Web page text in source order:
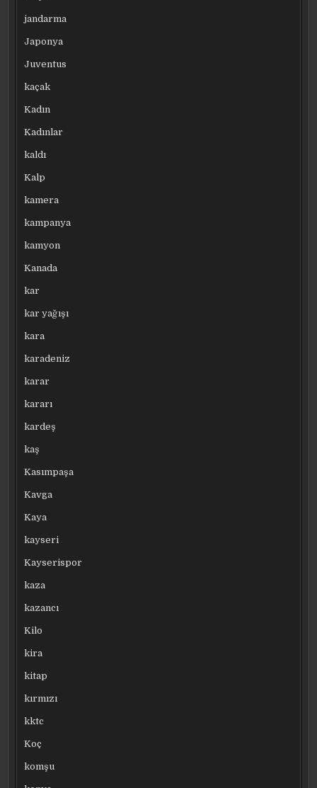
jandarma
Japonya
Juventus
kaçak
Kadın
Kadınlar
kaldı
Kalp
kamera
kampanya
kamyon
Kanada
kar
kar yağışı
kara
karadeniz
karar
kararı
kardeş
kaş
Kasımpaşa
Kavga
Kaya
kayseri
Kayserispor
kaza
kazancı
Kilo
kira
kitap
kırmızı
kktc
Koç
komşu